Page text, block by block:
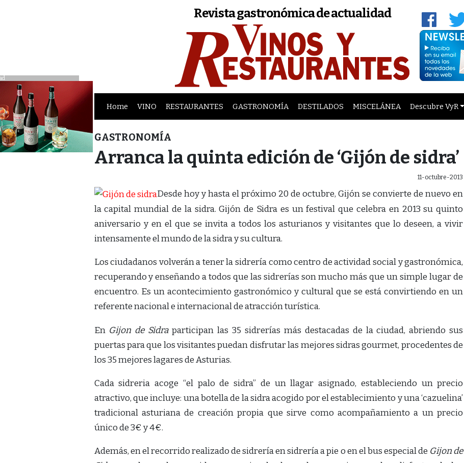
Revista gastronómica de actualidad
Home VINO RESTAURANTES GASTRONOMÍA DESTILADOS MISCELÁNEA Descubre VyR
GASTRONOMÍA
Arranca la quinta edición de ‘Gijón de sidra’
11-octubre-2013
Desde hoy y hasta el próximo 20 de octubre, Gijón se convierte de nuevo en
la capital mundial de la sidra. Gijón de Sidra es un festival que celebra en 2013 su quinto
aniversario y en el que se invita a todos los asturianos y visitantes que lo deseen, a vivir
intensamente el mundo de la sidra y su cultura.
Los ciudadanos volverán a tener la sidrería como centro de actividad social y gastronómica,
recuperando y enseñando a todos que las sidrerías son mucho más que un simple lugar de
encuentro. Es un acontecimiento gastronómico y cultural que se está convirtiendo en un
referente nacional e internacional de atracción turística.
En Gijon de Sidraparticipan las 35 sidrerías más destacadas de la ciudad, abriendo sus
puertas para que los visitantes puedan disfrutar las mejores sidras gourmet, procedentes de
los 35 mejores lagares de Asturias.
Cada sidreria acoge “el palo de sidra” de un llagar asignado, estableciendo un precio
atractivo, que incluye: una botella de la sidra acogido por el establecimiento y una ‘cazuelina’
tradicional asturiana de creación propia que sirve como acompañamiento a un precio
único de 3€ y 4€.
Además, en el recorrido realizado de sidrería en sidrería a pie o en el bus especial de Gijon de